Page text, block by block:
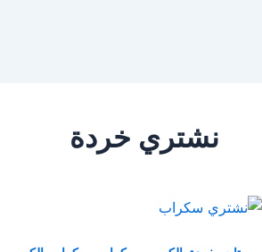
نشتري خردة